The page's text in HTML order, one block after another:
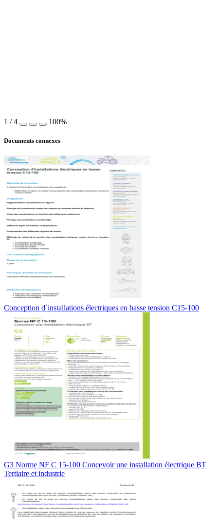
1 /4 100%
Documents connexes
Conception d`installations électriques en basse tension C15-100
G3 Norme NF C 15-100 Concevoir une installation électrique BT
Tertiaire et industrie